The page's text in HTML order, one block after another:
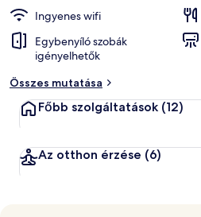
Ingyenes wifi
Egybenyíló szobák
igényelhetők
Összes mutatása
Főbb szolgáltatások (12)
Az otthon érzése (6)